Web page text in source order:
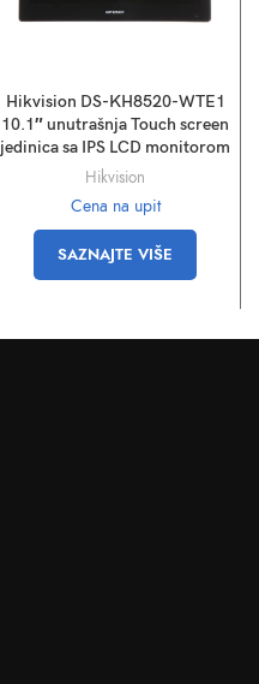
Hikvision DS-KH8520-WTE1
10.1″ unutrašnja Touch screen
jedinica sa IPS LCD monitorom
Hikvision
Cena na upit
SAZNAJTE VIŠE